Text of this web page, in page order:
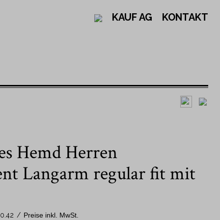
KAUF AG KONTAKT
Einfarbige Hemden
Gestreifte Hemden
Karohemden
Schweizer Hemden - Jacob Kauf
New Kent Kragen
Button Down Kragen
Kent Kragen
Langarm
Hemd Herren
Langarm regular fit mit
/ Preise inkl. MwSt.